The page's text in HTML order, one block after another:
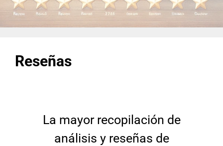
Reseñas
La mayor recopilación de
análisis y reseñas de